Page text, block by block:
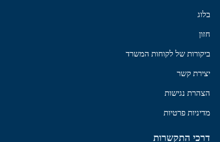
בלוג
חזון
ביקורות של לקוחות המשרד
יצירת קשר
הצהרת נגישות
מדיניות פרטיות
דרכי התקשרות